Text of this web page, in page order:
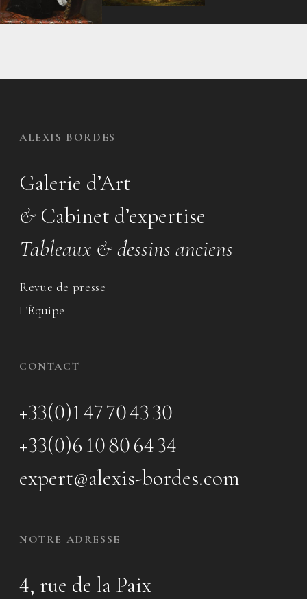
ALEXIS BORDES
Galerie d’Art
& Cabinet d’expertise
Tableaux & dessins anciens
Revue de presse
L’Équipe
CONTACT
+33(0)1 47 70 43 30
+33(0)6 10 80 64 34
expert@alexis-bordes.com
NOTRE ADRESSE
4, rue de la Paix